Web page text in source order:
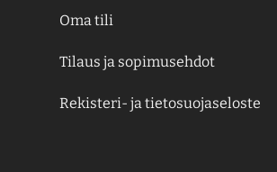
Oma tili
Tilaus ja sopimusehdot
Rekisteri- ja tietosuojaseloste